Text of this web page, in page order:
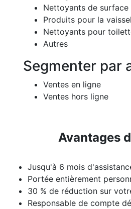
Nettoyants de surface
Produits pour la
Nettoyants pour
Autres
Segmenter par
Ventes en ligne
Ventes hors ligne
Avantages
Jusqu'à 6 mois
Portée entièrement
30 % de réduction sur
Responsable de compte